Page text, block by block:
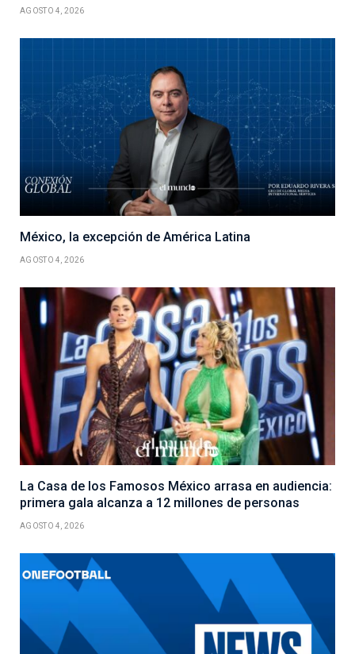
AGOSTO 4, 2026
México, la excepción de América Latina
AGOSTO 4, 2026
La Casa de los Famosos México arrasa en audiencia:
primera gala alcanza a 12 millones de personas
AGOSTO 4, 2026